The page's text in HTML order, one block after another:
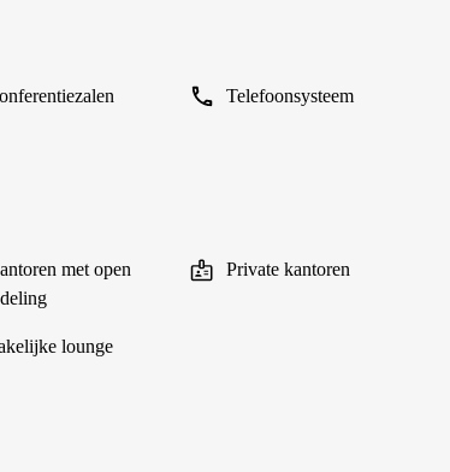
Telefoonsysteem
met open
Private kantoren
lounge